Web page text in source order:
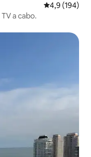
4,9 de uma
4,9 (194)
a cabo.